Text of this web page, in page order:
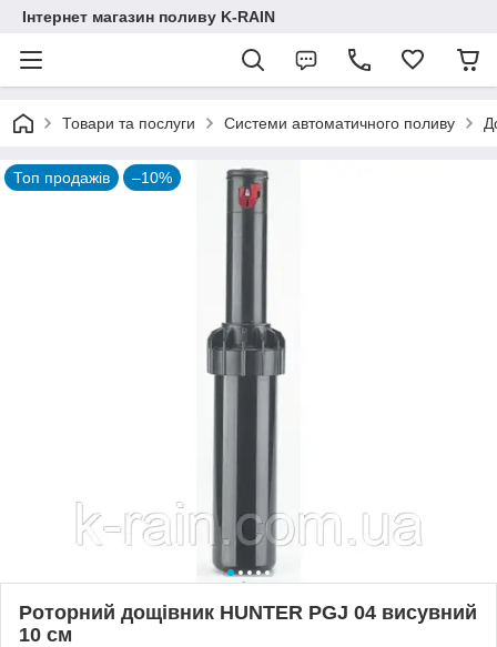
Інтернет магазин поливу K-RAIN
Товари та послуги Системи автоматичного поливу
Топ продажів –10%
Роторний дощівник HUNTER PGJ 04 висувний
10 см